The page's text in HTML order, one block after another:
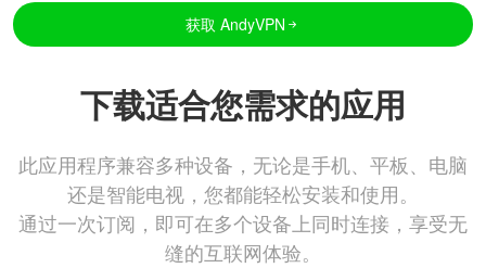
获取 AndyVPN
下载适合您需求的应用
此应用程序兼容多种设备，无论是手机、平板、电脑
还是智能电视，您都能轻松安装和使用。
通过一次订阅，即可在多个设备上同时连接，享受无
缝的互联网体验。